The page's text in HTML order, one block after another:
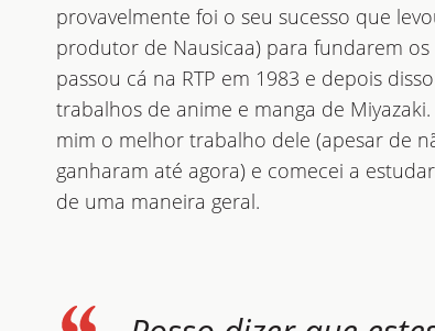
provavelmente foi o seu sucesso que
produtor de Nausicaa) para fundarem
passou cá na RTP em 1983 e depois
trabalhos de anime e manga de
mim o melhor trabalho dele (apesar de
ganharam até agora) e comecei a
de uma maneira geral.